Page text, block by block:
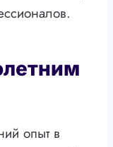
опыт в